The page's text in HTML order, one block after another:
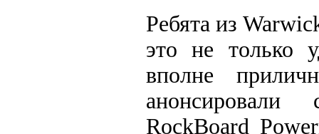
Ребята из
это не только
вполне
RockBoard